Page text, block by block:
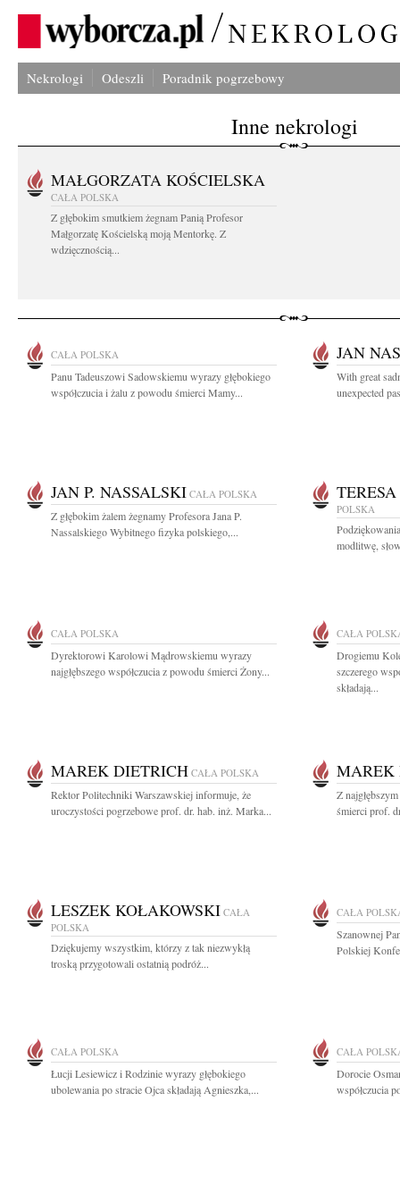
Nekrologi Odeszli Poradnik pogrzebowy
Inne nekrologi
MAŁGORZATA KOŚCIELSKA
CAŁA POLSKA
Z głębokim smutkiem żegnam Panią Profesor
Małgorzatę Kościelską moją Mentorkę. Z
wdzięcznością...
CAŁA POLSKA
Panu Tadeuszowi Sadowskiemu wyrazy głębokiego
współczucia i żalu z powodu śmierci Mamy...
JAN
With great
unexpected
JAN P. NASSALSKI CAŁA POLSKA
Z głębokim żalem żegnamy Profesora Jana P.
Nassalskiego Wybitnego fizyka polskiego,...
POLSKA
modlitwę,
CAŁA POLSKA
Dyrektorowi Karolowi Mądrowskiemu wyrazy
najgłębszego współczucia z powodu śmierci Żony...
CAŁA
Drogiemu
szczerego
składają...
MAREK DIETRICH CAŁA POLSKA
Rektor Politechniki Warszawskiej informuje, że
uroczystości pogrzebowe prof. dr. hab. inż. Marka...
MAREK
Z
śmierci prof.
LESZEK KOŁAKOWSKI CAŁA
POLSKA
Dziękujemy wszystkim, którzy z tak niezwykłą
troską przygotowali ostatnią podróż...
CAŁA
Szanownej
Polskiej
CAŁA POLSKA
Łucji Lesiewicz i Rodzinie wyrazy głębokiego
ubolewania po stracie Ojca składają Agnieszka,...
CAŁA
Dorocie
współczucia